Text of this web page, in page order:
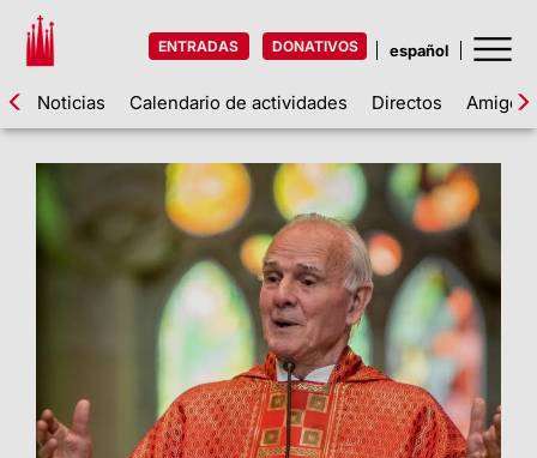
ENTRADAS DONATIVOS
Noticias Calendario de actividades Directos Amigos